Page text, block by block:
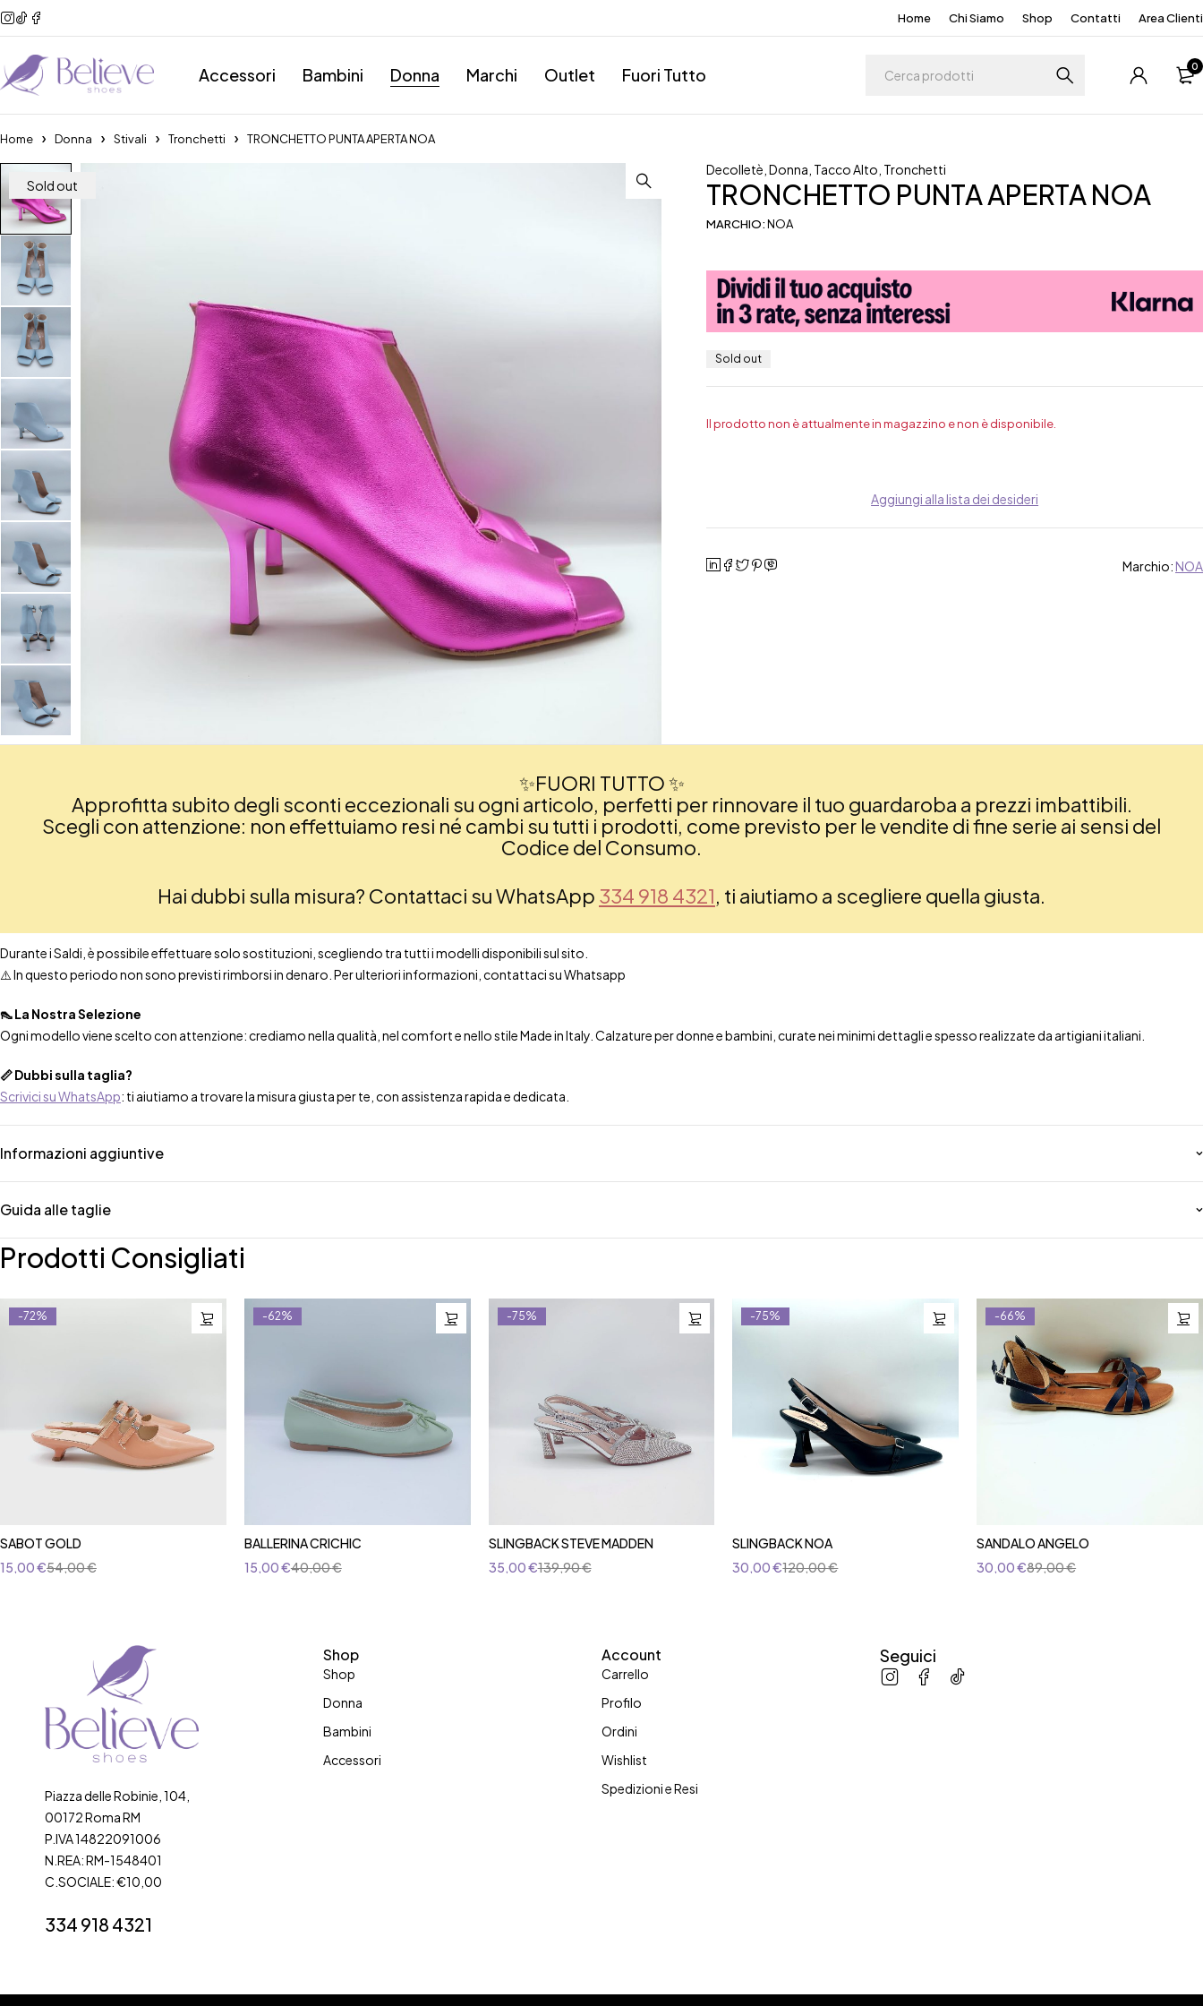
Home Chi Siamo Shop Contatti Area Clienti
Accessori Bambini Donna Marchi Outlet Fuori Tutto 0
Home Donna Stivali Tronchetti TRONCHETTO PUNTA APERTA NOA
Sold out
Decolletè ,Donna Tacco Alto Tronchetti
TRONCHETTO PUNTA APERTA NOA
MARCHIO:NOA
Sold out
Il prodotto non è attualmente in magazzino e non è disponibile.
Aggiungi alla lista dei desideri
Marchio: NOA
✨FUORI TUTTO ✨
Approfitta subito degli sconti eccezionali su ogni articolo, perfetti per rinnovare il tuo guardaroba a prezzi imbattibili.
Scegli con attenzione: non effettuiamo resi né cambi su tutti i prodotti, come previsto per le vendite di fine serie ai sensi del
Codice del Consumo.
Hai dubbi sulla misura? Contattaci su WhatsApp 334 918 4321, ti aiutiamo a scegliere quella giusta.
Durante i Saldi, è possibile effettuare solo sostituzioni, scegliendo tra tutti i modelli disponibili sul sito.
⚠️ In questo periodo non sono previsti rimborsi in denaro. Per ulteriori informazioni, contattaci su Whatsapp
👠 La Nostra Selezione
Ogni modello viene scelto con attenzione: crediamo nella qualità, nel comfort e nello stile Made in Italy. Calzature per donne e bambini, curate nei minimi dettagli e spesso realizzate da artigiani italiani.
📏 Dubbi sulla taglia?
Scrivici su WhatsApp: ti aiutiamo a trovare la misura giusta per te, con assistenza rapida e dedicata.
Informazioni aggiuntive
Guida alle taglie
Prodotti Consigliati
-72%
SABOT GOLD
54,00€
15,00€
-62%
BALLERINA CRICHIC
40,00€
15,00€
-75%
SLINGBACK STEVE MADDEN
139,90€
35,00€
-75%
SLINGBACK NOA
120,00€
30,00€
-66%
SANDALO ANGELO
89,00€
30,00€
Piazza delle Robinie, 104,
00172 Roma RM
P.IVA 14822091006
N.REA: RM-1548401
C.SOCIALE: €10,00
334 918 4321
Shop
Shop
Donna
Bambini
Accessori
Account
Carrello
Profilo
Ordini
Wishlist
Spedizioni e Resi
Seguici